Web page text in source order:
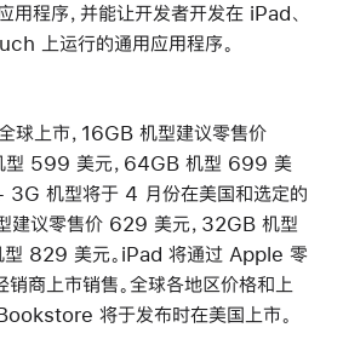
程序，并能让开发者开发在 iPad、
上运行的通用应用程序。
球上市，16GB 机型建议零售价
型 599 美元，64GB 机型 699 美
机型将于 4 月份在美国和选定的
建议零售价 629 美元，32GB 机型
829 美元。iPad 将通过 Apple 零
商上市销售。全球各地区价格和上
将于发布时在美国上市。